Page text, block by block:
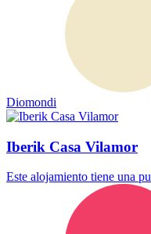
Diomondi
Iberik Casa Vilamor
Este alojamiento tiene una